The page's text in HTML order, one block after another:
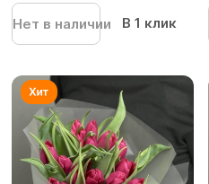
Нет в наличии В 1 клик